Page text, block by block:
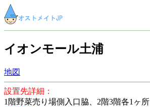
イオンモール土浦
地図
設置先詳細：
1階野菜売り場側入口脇、2階3階各1ヶ所